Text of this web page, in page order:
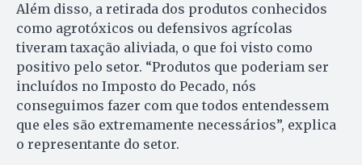
Além disso, a retirada dos produtos conhecidos
como agrotóxicos ou defensivos agrícolas
tiveram taxação aliviada, o que foi visto como
positivo pelo setor. “Produtos que poderiam ser
incluídos no Imposto do Pecado, nós
conseguimos fazer com que todos entendessem
que eles são extremamente necessários”, explica
o representante do setor.